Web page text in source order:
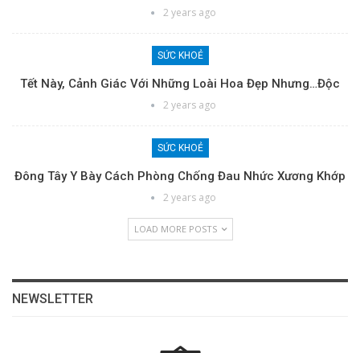
2 years ago
SỨC KHOẺ
Tết Này, Cảnh Giác Với Những Loài Hoa Đẹp Nhưng…độc
2 years ago
SỨC KHOẺ
Đông Tây Y Bày Cách Phòng Chống Đau Nhức Xương Khớp
2 years ago
LOAD MORE POSTS
NEWSLETTER